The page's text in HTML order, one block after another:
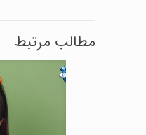
مطالب مرتبط